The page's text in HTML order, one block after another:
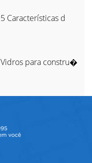
5 Características d
Vidros para constru�